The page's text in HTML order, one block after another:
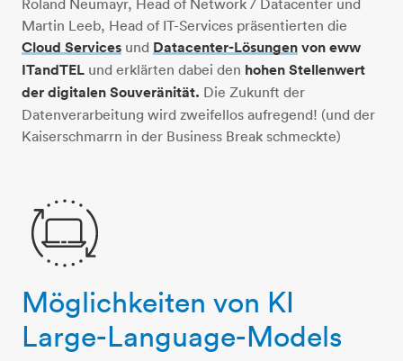
Martin Leeb, Head of IT-Services präsentierten die
Cloud Services und Datacenter-Lösungenvon eww
ITandTEL und erklärten dabei den hohen Stellenwert
der digitalen Souveränität. Die Zukunft der
Datenverarbeitung wird zweifellos aufregend! (und der
Kaiserschmarrn in der Business Break schmeckte)
computer-2-pfeile
Möglichkeiten von KI
Large-Language-Models